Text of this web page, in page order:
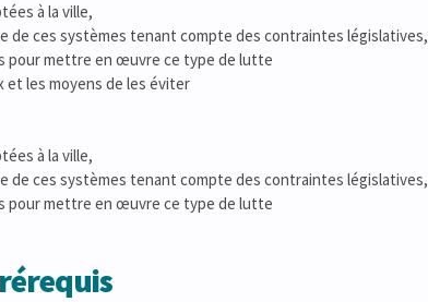
à la ville,
de ces systèmes tenant compte des contraintes législatives,
pour mettre en œuvre ce type de lutte
et les moyens de les éviter
à la ville,
de ces systèmes tenant compte des contraintes législatives,
pour mettre en œuvre ce type de lutte